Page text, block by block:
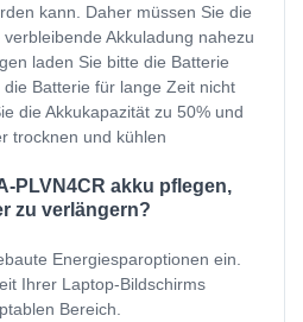
kann. Daher müssen Sie die
Akkuladung nahezu
laden Sie bitte die Batterie
Batterie für lange Zeit nicht
die Akkukapazität zu 50% und
trocknen und kühlen
PLVN4CR akku pflegen,
zu verlängern?
Energiesparoptionen ein.
Ihrer Laptop-Bildschirms
Bereich.